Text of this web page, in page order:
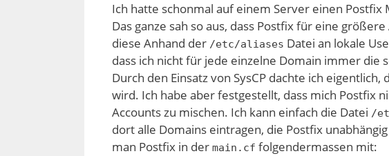
Ich hatte schonmal auf einem Server einen
Das ganze sah so aus, dass Postfix für eine
diese Anhand der /etc/aliases Datei an lokale
dass ich nicht für jede einzelne Domain immer die
Durch den Einsatz von SysCP dachte ich
wird. Ich habe aber festgestellt, dass mich Postfix
Accounts zu mischen. Ich kann einfach die Datei /
dort alle Domains eintragen, die Postfix
man Postfix in der main.cf folgendermassen mit: